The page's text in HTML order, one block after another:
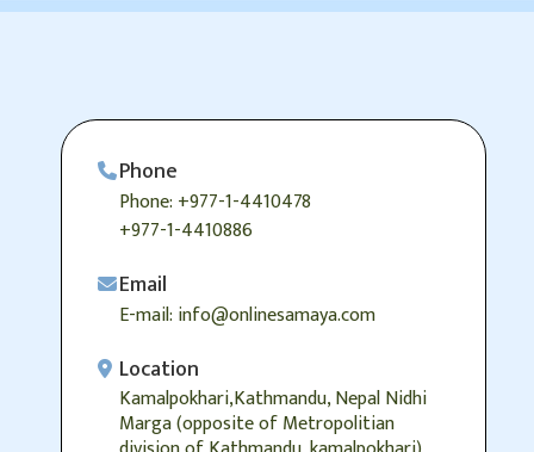
Phone
Phone: +977-1-4410478
+977-1-4410886
Email
E-mail: info@onlinesamaya.com
Location
Kamalpokhari,Kathmandu, Nepal Nidhi
Marga (opposite of Metropolitian